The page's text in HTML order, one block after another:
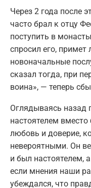
Через 2 года после
часто брал к отцу
поступить в
спросил его, примет
новоначальные
сказал тогда, при
воина», — теперь
Оглядываясь назад
настоятелем
любовь и доверие,
невероятными. Он
и был настоятелем,
если мнения наши
убеждался, что